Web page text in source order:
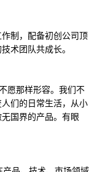
制，配备初创公司顶
术团队共成长。
愿那样形容。我们不
们的日常生活，从小
国界的产品。有眼